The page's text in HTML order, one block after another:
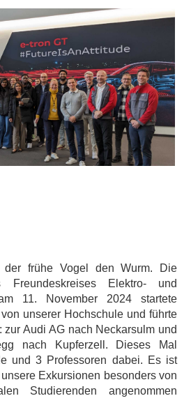
der frühe Vogel den Wurm. Die
Freundeskreises Elektro- und
am 11. November 2024 startete
unserer Hochschule und führte
Audi AG nach Neckarsulm und
nach Kupferzell. Dieses Mal
und 3 Professoren dabei. Es ist
Exkursionen besonders von
Studierenden angenommen